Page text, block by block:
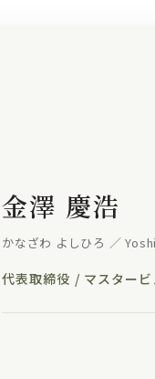
金澤 慶浩
かなざわ よしひろ ／
代表取締役 / マスター